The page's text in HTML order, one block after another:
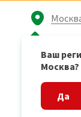
Ваш
Москва?
Да
Главная